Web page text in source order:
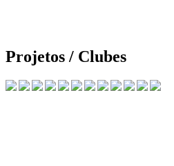
Projetos / Clubes